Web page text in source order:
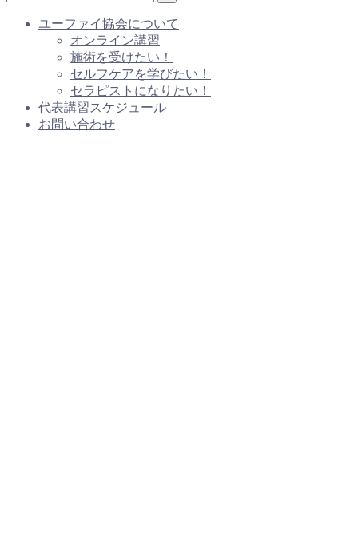
ユーファイ協会について
オンライン講習
施術を受けたい！
セルフケアを学びたい！
セラピストになりたい！
代表講習スケジュール
お問い合わせ